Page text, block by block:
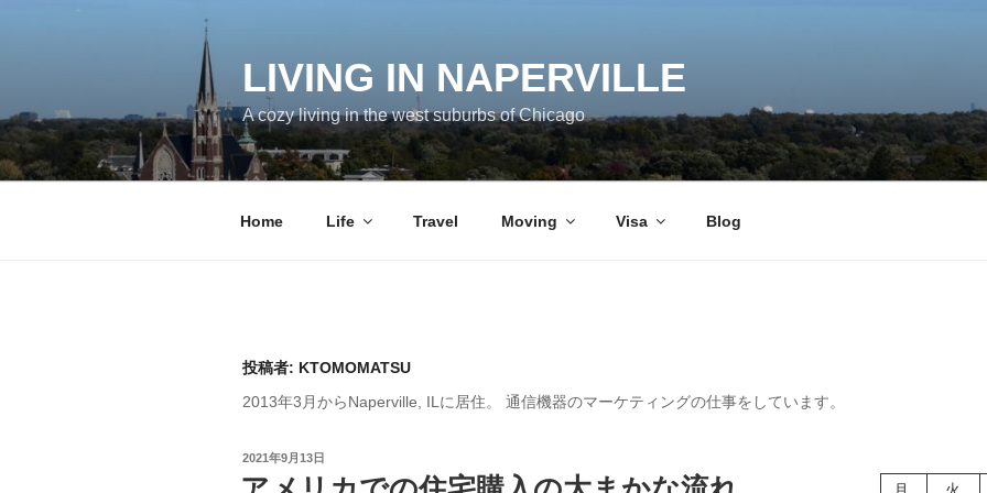
ツ
へ
ス
LIVING IN NAPERVILLE
A cozy living in the west suburbs of Chicago
Home Life Travel Moving Visa Blog
投稿者: KTOMOMATSU
2013年3月からNaperville, ILに居住。 通信機器のマーケティングの仕事をしています。
投
2021年9月13日
月 火